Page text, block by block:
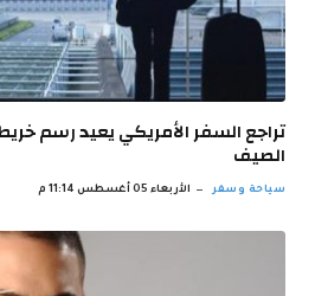
تراجع السفر الأمريكي يعيد رسم
الصيف
سياحة وسفر الأربعاء 05 أغسطس 11:14 م